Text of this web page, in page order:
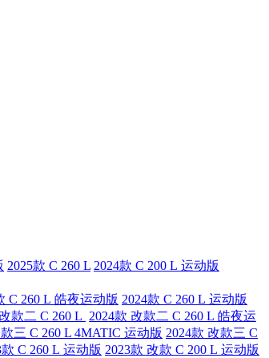
2025款 C 260 L 2024款 C 200 L 运动版
C 260 L 皓夜运动版 2024款 C 260 L 运动版
款二 C 260 L 2024款 改款二 C 260 L 皓夜运
三 C 260 L 4MATIC 运动版 2024款 改款三 C
款 C 260 L 运动版 2023款 改款 C 200 L 运动版